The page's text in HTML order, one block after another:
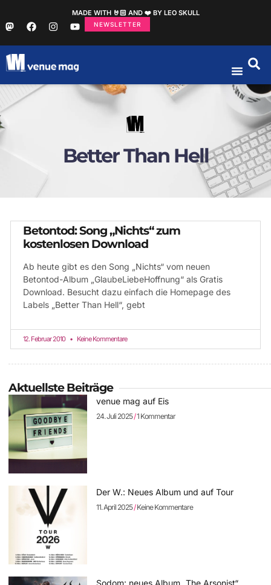
MADE WITH 🤘🏻 AND ❤️ BY LEO SKULL
NEWSLETTER
Better Than Hell
Betontod: Song „Nichts“ zum
kostenlosen Download
Ab heute gibt es den Song „Nichts“ vom neuen
Betontod-Album „GlaubeLiebeHoffnung“ als Gratis
Download. Besucht dazu einfach die Homepage des
Labels „Better Than Hell“, gebt
12. Februar 2010 Keine Kommentare
Aktuellste Beiträge
venue mag auf Eis
24. Juli 2025 1 Kommentar
Der W.: Neues Album und auf Tour
11. April 2025 Keine Kommentare